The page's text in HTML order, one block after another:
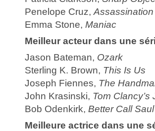
Penelope Cruz,
Emma Stone, Maniac
Meilleur acteur dans une
Jason Bateman, Ozark
Sterling K. Brown, This Is Us
Joseph Fiennes, The
John Krasinski, Tom
Bob Odenkirk, Better Call Saul
Meilleure actrice dans une